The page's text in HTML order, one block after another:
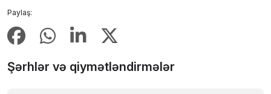
Paylaş:
Şərhlər və qiymətləndirmələr